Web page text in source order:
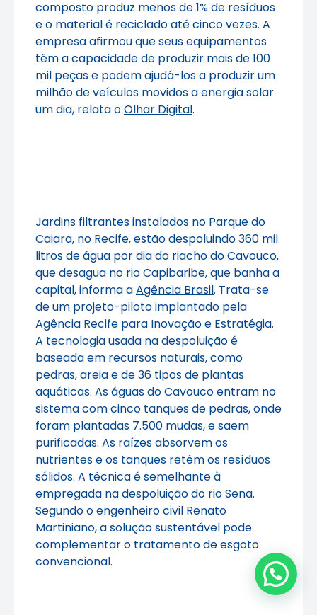
composto produz menos de 1% de resíduos
e o material é reciclado até cinco vezes. A
empresa afirmou que seus equipamentos
têm a capacidade de produzir mais de 100
mil peças e podem ajudá-los a produzir um
milhão de veículos movidos a energia solar
um dia, relata oOlhar Digital.
Jardins filtrantes instalados no Parque do
Caiara, no Recife, estão despoluindo 360 mil
litros de água por dia do riacho do Cavouco,
que desagua no rio Capibaribe, que banha a
capital, informa aAgência Brasil. Trata-se
de um projeto-piloto implantado pela
Agência Recife para Inovação e Estratégia.
A tecnologia usada na despoluição é
baseada em recursos naturais, como
pedras, areia e de 36 tipos de plantas
aquáticas. As águas do Cavouco entram no
sistema com cinco tanques de pedras, onde
foram plantadas 7.500 mudas, e saem
purificadas. As raízes absorvem os
nutrientes e os tanques retêm os resíduos
sólidos. A técnica é semelhante à
empregada na despoluição do rio Sena.
Segundo o engenheiro civil Renato
Martiniano, a solução sustentável pode
complementar o tratamento de esgoto
convencional.